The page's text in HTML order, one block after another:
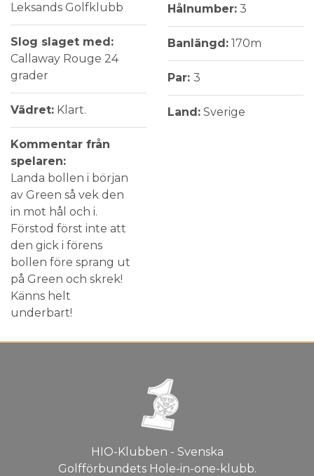
Leksands Golfklubb
Slog slaget med:
Callaway Rouge 24
grader
Vädret: Klart.
Kommentar från
spelaren:
Landa bollen i början
av Green så vek den
in mot hål och i.
Förstod först inte att
den gick i förens
bollen före sprang ut
på Green och skrek!
Känns helt
underbart!
Hålnumber: 3
Banlängd: 170m
Par: 3
Land: Sverige
HIO-Klubben - Svenska
Golfförbundets Hole-in-one-klubb.